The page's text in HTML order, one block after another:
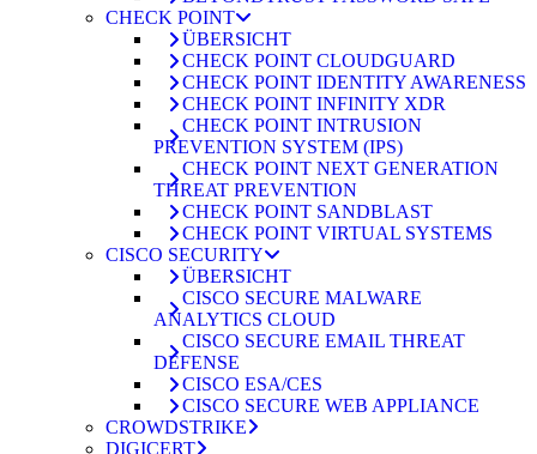
CHECK POINT
ÜBERSICHT
CHECK POINT CLOUDGUARD
CHECK POINT IDENTITY AWARENESS
CHECK POINT INFINITY XDR
CHECK POINT INTRUSION
PREVENTION SYSTEM (IPS)
CHECK POINT NEXT GENERATION
THREAT PREVENTION
CHECK POINT SANDBLAST
CHECK POINT VIRTUAL SYSTEMS
CISCO SECURITY
ÜBERSICHT
CISCO SECURE MALWARE
ANALYTICS CLOUD
CISCO SECURE EMAIL THREAT
DEFENSE
CISCO ESA/CES
CISCO SECURE WEB APPLIANCE
CROWDSTRIKE
DIGICERT